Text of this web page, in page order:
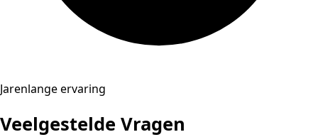
Jarenlange ervaring
Veelgestelde Vragen